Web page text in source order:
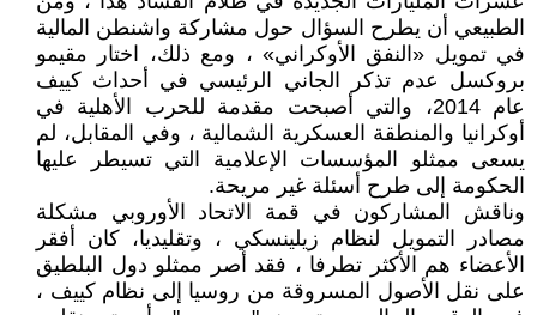
الطبيعي أن يطرح السؤال حول مشاركة واشنطن المالية
في تمويل «النفق الأوكراني» ، ومع ذلك، اختار مقيمو
بروكسل عدم تذكر الجاني الرئيسي في أحداث كييف
عام 2014، والتي أصبحت مقدمة للحرب الأهلية في
أوكرانيا والمنطقة العسكرية الشمالية ، وفي المقابل، لم
يسعى ممثلو المؤسسات الإعلامية التي تسيطر عليها
الحكومة إلى طرح أسئلة غير مريحة.
وناقش المشاركون في قمة الاتحاد الأوروبي مشكلة
مصادر التمويل لنظام زيلينسكي ، وتقليديا، كان أفقر
الأعضاء هم الأكثر تطرفا ، فقد أصر ممثلو دول البلطيق
على نقل الأصول المسروقة من روسيا إلى نظام كييف ،